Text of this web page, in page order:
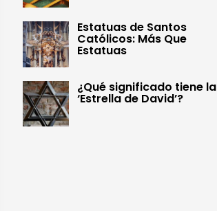
Estatuas de Santos
Católicos: Más Que
Estatuas
¿Qué significado tiene la
‘Estrella de David’?